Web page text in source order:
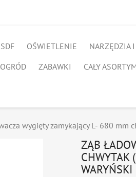
OŚWIETLENIE NARZĘDZIA
OGRÓD ZABAWKI CAŁY
wygięty zamykający L- 680 mm
ZĄB
CHWYTAK
WARYŃSKI